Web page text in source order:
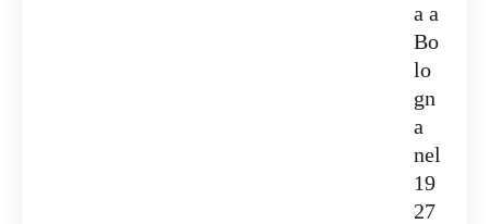
a a
Bo
lo
gn
a
nel
19
27